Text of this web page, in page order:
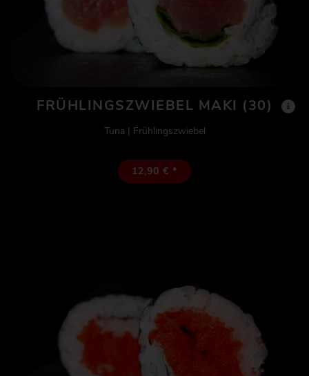
FRÜHLINGSZWIEBEL MAKI (30)
Tuna | Frühlingszwiebel
12,90 € *